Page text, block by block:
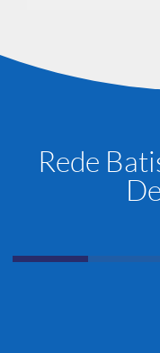
Rede